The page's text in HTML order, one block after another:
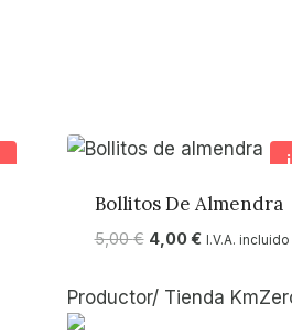
Bollitos De Almendra
5,00€ El
original
4,00€El
actual
I.V.A. incluido
Productor/ Tienda